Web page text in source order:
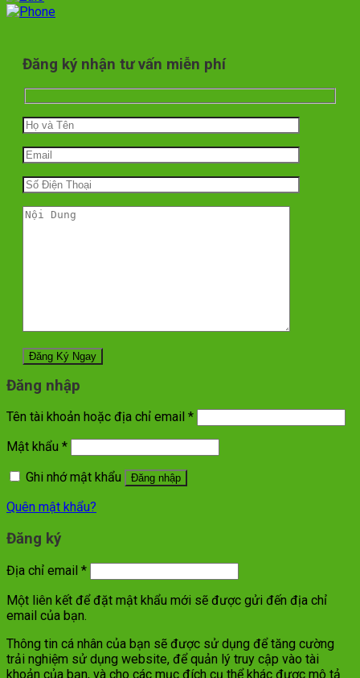
Đăng ký nhận tư vấn miễn phí
Đăng nhập
Tên tài khoản hoặc địa chỉ email *
Mật khẩu *
Ghi nhớ mật khẩu
Đăng nhập
Quên mật khẩu?
Đăng ký
Địa chỉ email *
Một liên kết để đặt mật khẩu mới sẽ được gửi đến địa chỉ
email của bạn.
Thông tin cá nhân của bạn sẽ được sử dụng để tăng cường
trải nghiệm sử dụng website, để quản lý truy cập vào tài
khoản của bạn, và cho các mục đích cụ thể khác được mô tả